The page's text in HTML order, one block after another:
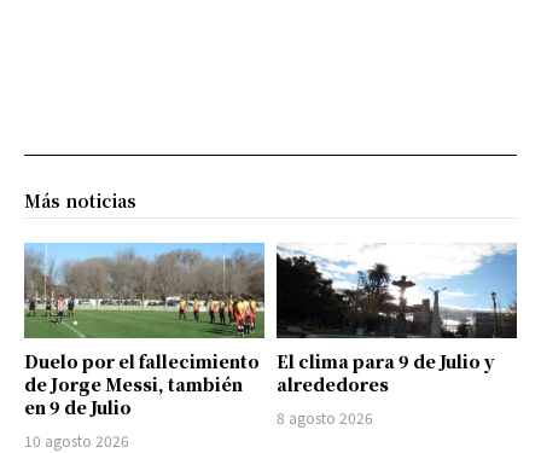
Más noticias
Duelo por el fallecimiento
de Jorge Messi, también
en 9 de Julio
10 agosto 2026
El clima para 9 de Julio y
alrededores
8 agosto 2026